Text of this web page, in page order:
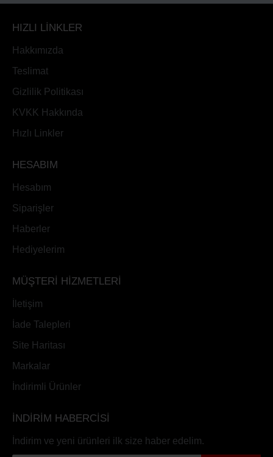
HIZLI LİNKLER
Hakkımızda
Teslimat
Gizlilik Politikası
KVKK Hakkında
Hızlı Linkler
HESABIM
Hesabım
Siparişler
Haberler
Hediyelerim
MÜŞTERİ HİZMETLERİ
İletişim
İade Talepleri
Site Haritası
Markalar
İndirimli Ürünler
İNDİRİM HABERCİSİ
İndirim ve yeni ürünleri ilk size haber edelim.